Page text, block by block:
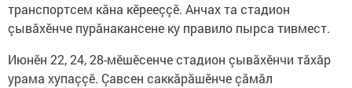
транспортсем кăна кӗрееççӗ. Анчах та стадион
çывăхӗнче пурăнакансене ку правило пырса тивмест.
Июнӗн 22, 24, 28-мӗшӗсенче стадион çывăхӗнчи тăхăр
урама хупаççӗ. Çавсен саккăрăшӗнче çăмăл